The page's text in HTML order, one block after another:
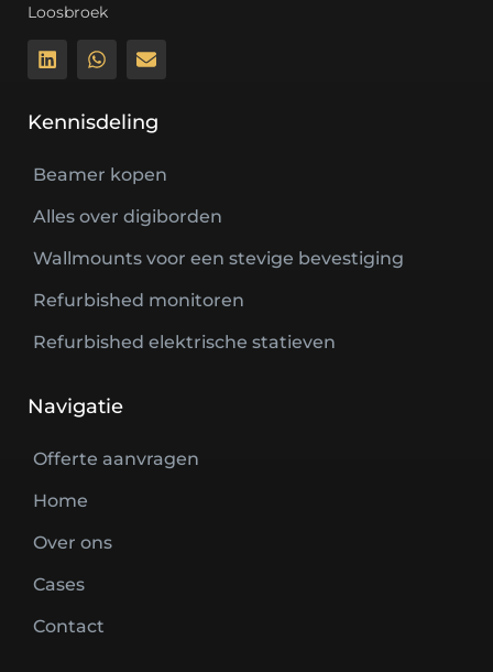
Loosbroek
Kennisdeling
Beamer kopen
Alles over digiborden
Wallmounts voor een stevige bevestiging
Refurbished monitoren
Refurbished elektrische statieven
Navigatie
Offerte aanvragen
Home
Over ons
Cases
Contact